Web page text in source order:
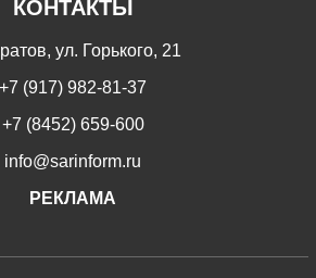
КОНТАКТЫ
ул. Горького, 21
+7 (917) 982-81-37
+7 (8452) 659-600
info@sarinform.ru
РЕКЛАМА